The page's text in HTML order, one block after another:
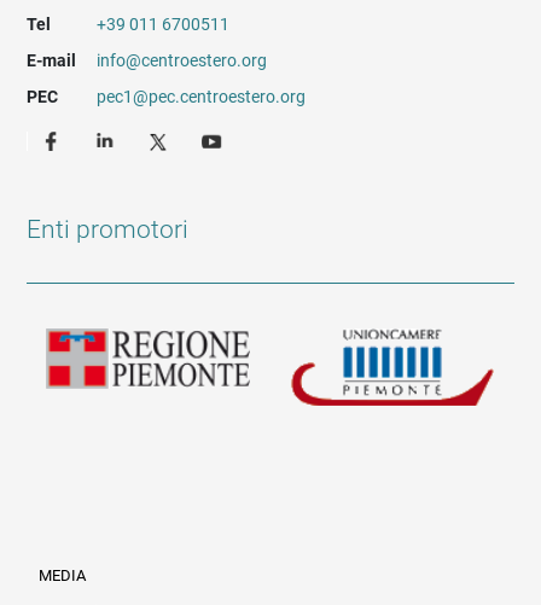
Tel
+39 011 6700511
E-mail
info@centroestero.org
PEC
pec1@pec.centroestero.org
Enti promotori
MEDIA